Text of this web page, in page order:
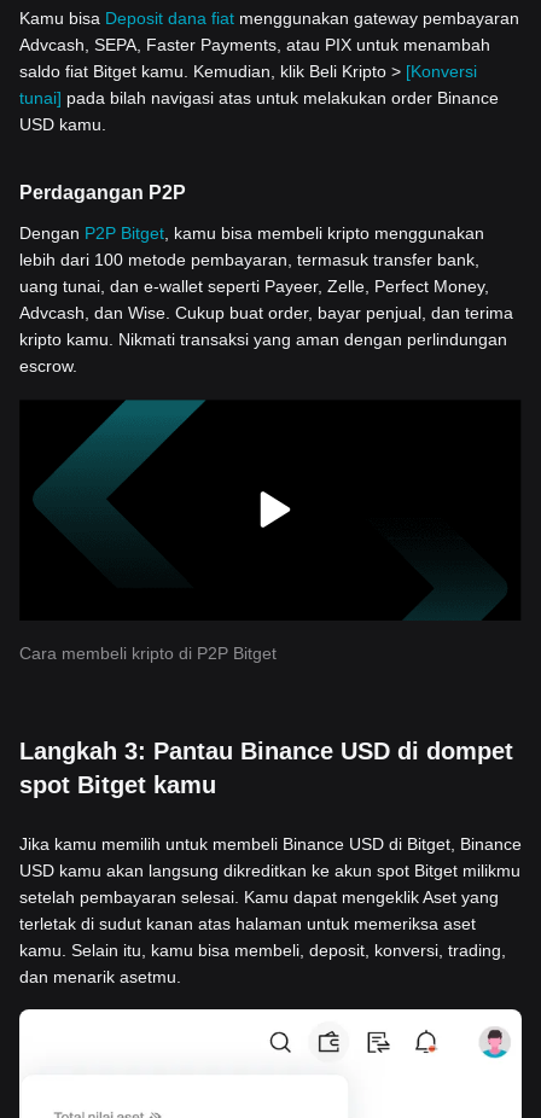
Kamu bisa Deposit dana fiat menggunakan gateway pembayaran
Advcash, SEPA, Faster Payments, atau PIX untuk menambah
saldo fiat Bitget kamu. Kemudian, klik Beli Kripto > [Konversi
tunai] pada bilah navigasi atas untuk melakukan order Binance
USD kamu.
Perdagangan P2P
Dengan P2P Bitget, kamu bisa membeli kripto menggunakan
lebih dari 100 metode pembayaran, termasuk transfer bank,
uang tunai, dan e-wallet seperti Payeer, Zelle, Perfect Money,
Advcash, dan Wise. Cukup buat order, bayar penjual, dan terima
kripto kamu. Nikmati transaksi yang aman dengan perlindungan
escrow.
Cara membeli kripto di P2P Bitget
Langkah 3: Pantau Binance USD di dompet
spot Bitget kamu
Jika kamu memilih untuk membeli Binance USD di Bitget, Binance
USD kamu akan langsung dikreditkan ke akun spot Bitget milikmu
setelah pembayaran selesai. Kamu dapat mengeklik Aset yang
terletak di sudut kanan atas halaman untuk memeriksa aset
kamu. Selain itu, kamu bisa membeli, deposit, konversi, trading,
dan menarik asetmu.